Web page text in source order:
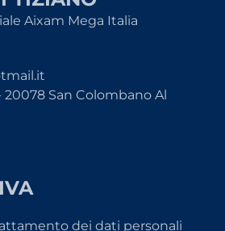
Aixam Mega Italia
20078 San Colombano Al
dei dati personali